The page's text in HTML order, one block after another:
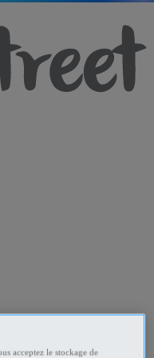
acceptez le stockage de